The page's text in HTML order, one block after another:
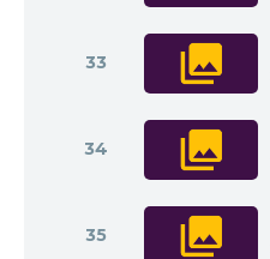
33
34
35